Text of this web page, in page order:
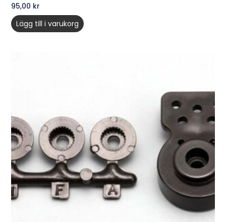
95,00 kr
Lägg till i varukorg